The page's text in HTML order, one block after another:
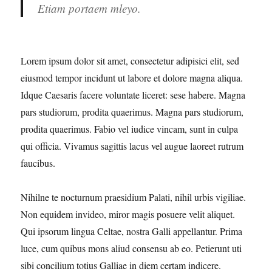
Etiam portaem mleyo.
Lorem ipsum dolor sit amet, consectetur adipisici elit, sed
eiusmod tempor incidunt ut labore et dolore magna aliqua.
Idque Caesaris facere voluntate liceret: sese habere. Magna
pars studiorum, prodita quaerimus. Magna pars studiorum,
prodita quaerimus. Fabio vel iudice vincam, sunt in culpa
qui officia. Vivamus sagittis lacus vel augue laoreet rutrum
faucibus.
Nihilne te nocturnum praesidium Palati, nihil urbis vigiliae.
Non equidem invideo, miror magis posuere velit aliquet.
Qui ipsorum lingua Celtae, nostra Galli appellantur. Prima
luce, cum quibus mons aliud consensu ab eo. Petierunt uti
sibi concilium totius Galliae in diem certam indicere.